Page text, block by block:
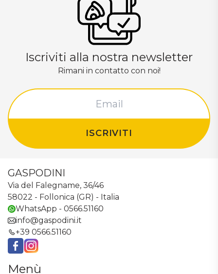
Iscriviti alla nostra newsletter
Rimani in contatto con noi!
ISCRIVITI
GASPODINI
Via del Falegname, 36/46
58022 - Follonica (GR) - Italia
WhatsApp - 0566.51160
info@gaspodini.it
+39 0566.51160
Menù